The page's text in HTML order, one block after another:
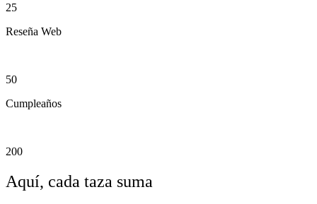
25
Reseña Web
50
Cumpleaños
200
Aquí, cada taza suma